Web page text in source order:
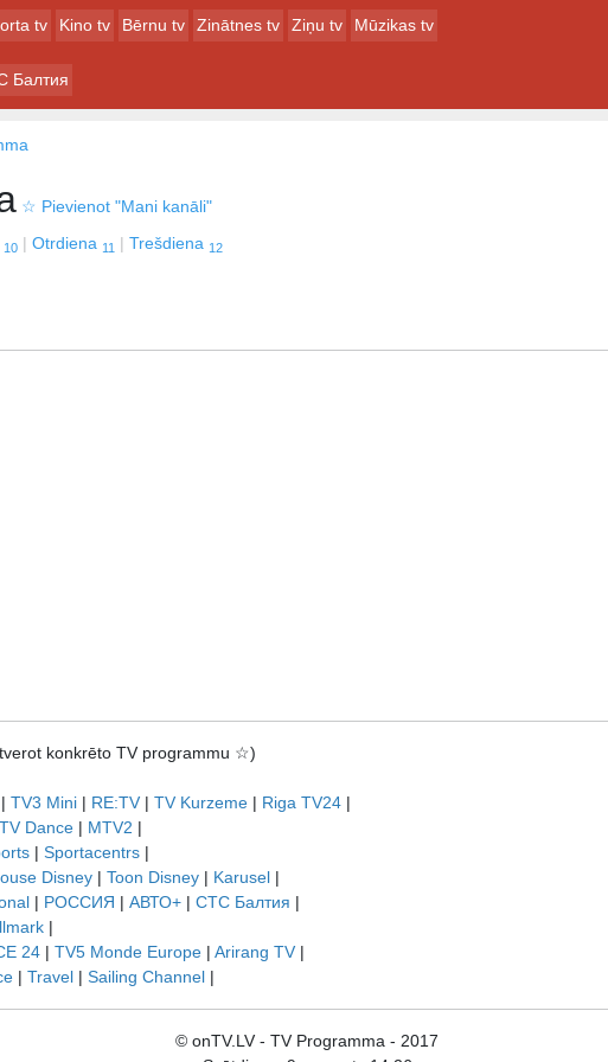
tv Kino tv Bērnu tv Zinātnes tv Ziņu tv Mūzikas tv
Балтия
☆ Pievienot "Mani kanāli"
10 Otrdiena 11 Trešdiena 12
konkrēto TV programmu ☆)
| TV3 Mini | RE:TV | TV Kurzeme | Riga TV24 |
Dance | MTV2 |
| Sportacentrs |
Disney | Toon Disney | Karusel |
| РОССИЯ | АВТО+ | СТС Балтия |
|
24 | TV5 Monde Europe | Arirang TV |
| Travel | Sailing Channel |
© onTV.LV - TV Programma - 2017